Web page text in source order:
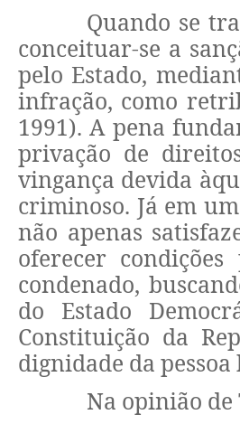
Quando se
conceituar-se a
pelo Estado,
infração, como
1991). A pena
privação de
vingança devida
criminoso. Já em
não apenas
oferecer
condenado,
do Estado
Constituição da
dignidade da
Na opinião